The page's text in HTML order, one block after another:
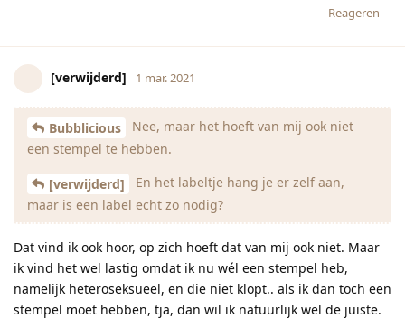
Reageren
[verwijderd] 1 mar. 2021
Bubblicious
Nee, maar het hoeft van mij ook niet
een stempel te hebben.
[verwijderd]
En het labeltje hang je er zelf aan,
maar is een label echt zo nodig?
Dat vind ik ook hoor, op zich hoeft dat van mij ook niet. Maar
ik vind het wel lastig omdat ik nu wél een stempel heb,
namelijk heteroseksueel, en die niet klopt.. als ik dan toch een
stempel moet hebben, tja, dan wil ik natuurlijk wel de juiste.